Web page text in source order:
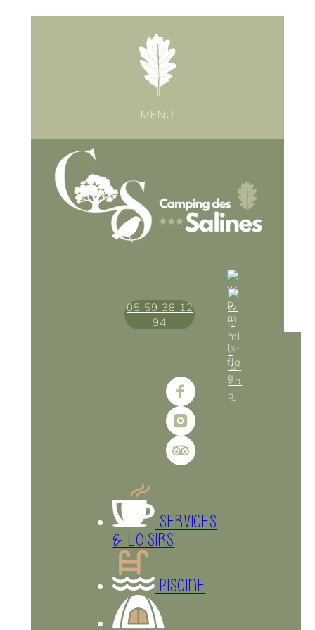
MENU
05 59 38 12
94
SERVICES
& LOISIRS
PISCINE